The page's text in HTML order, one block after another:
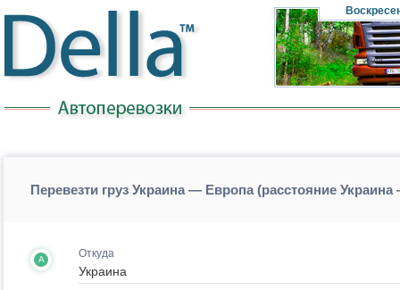
Перевезти груз Украина — Европа (расстояние
A Откуда